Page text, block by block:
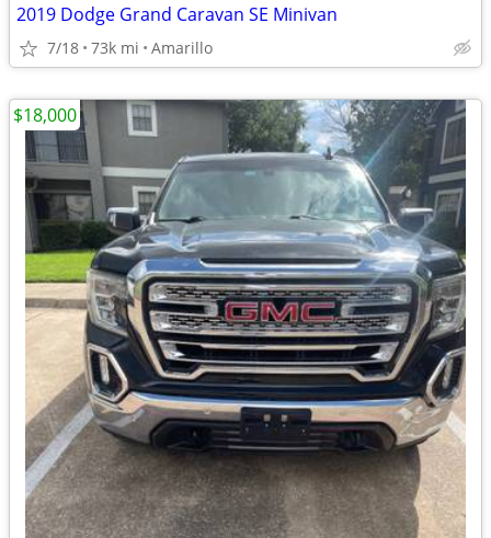
2019 Dodge Grand Caravan SE Minivan
7/18 73k mi Amarillo
$18,000